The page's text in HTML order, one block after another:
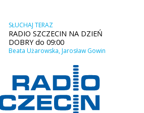
SŁUCHAJ TERAZ
RADIO SZCZECIN NA DZIEŃ
DOBRY do 09:00
Beata Użarowska, Jarosław Gowin